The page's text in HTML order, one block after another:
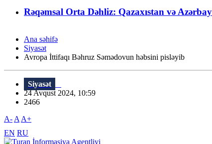
Rəqəmsal Orta Dəhliz: Qazaxıstan və
Ana səhifə
Siyasət
Avropa İttifaqı Bəhruz Səmədovun həbsini pisləyib
Siyasət
24 Avqust 2024, 10:59
2466
A- A A+
EN RU